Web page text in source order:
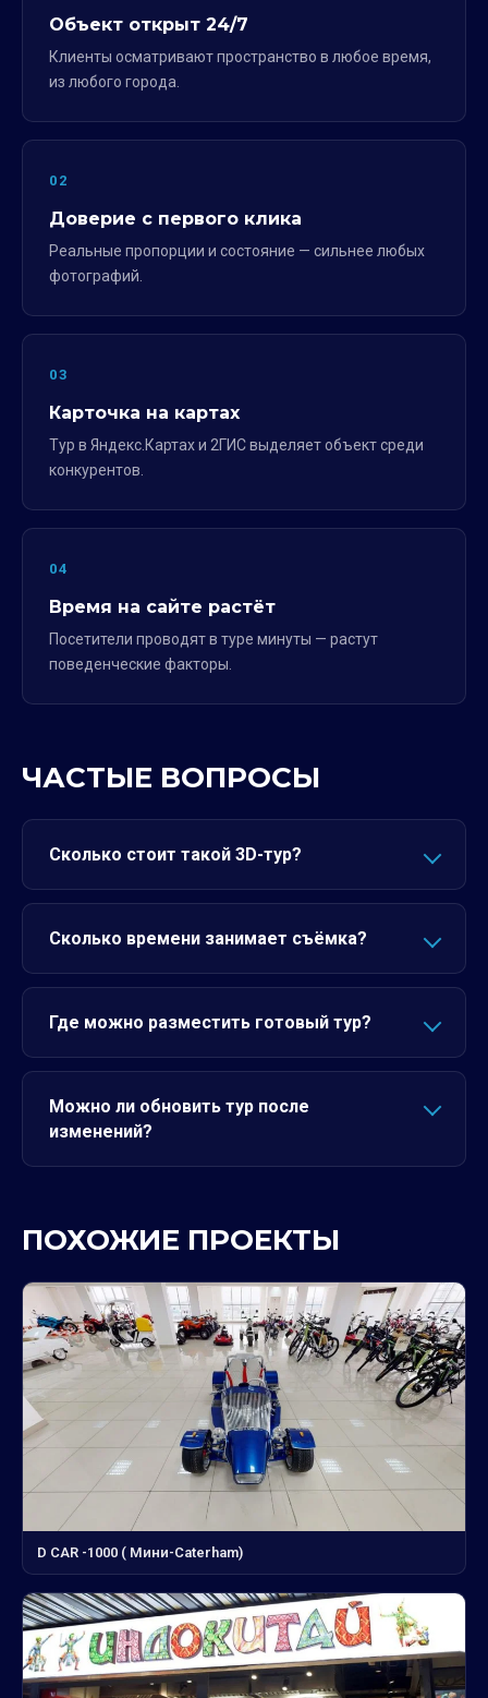
Объект открыт 24/7
Клиенты осматривают пространство в любое время,
из любого города.
02
Доверие с первого клика
Реальные пропорции и состояние — сильнее любых
фотографий.
03
Карточка на картах
Тур в Яндекс.Картах и 2ГИС выделяет объект среди
конкурентов.
04
Время на сайте растёт
Посетители проводят в туре минуты — растут
поведенческие факторы.
ЧАСТЫЕ ВОПРОСЫ
Сколько стоит такой 3D-тур?
Сколько времени занимает съёмка?
Где можно разместить готовый тур?
Можно ли обновить тур после
изменений?
ПОХОЖИЕ ПРОЕКТЫ
D CAR -1000 ( Мини-Сaterham)